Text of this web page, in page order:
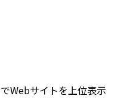
サイトを上位表示